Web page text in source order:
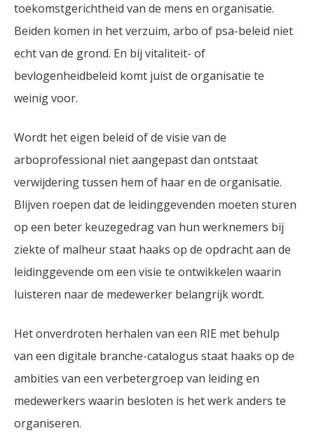
toekomstgerichtheid van de mens en organisatie.
Beiden komen in het verzuim, arbo of psa-beleid niet
echt van de grond. En bij vitaliteit- of
bevlogenheidbeleid komt juist de organisatie te
weinig voor.
Wordt het eigen beleid of de visie van de
arboprofessional niet aangepast dan ontstaat
verwijdering tussen hem of haar en de organisatie.
Blijven roepen dat de leidinggevenden moeten sturen
op een beter keuzegedrag van hun werknemers bij
ziekte of malheur staat haaks op de opdracht aan de
leidinggevende om een visie te ontwikkelen waarin
luisteren naar de medewerker belangrijk wordt.
Het onverdroten herhalen van een RIE met behulp
van een digitale branche-catalogus staat haaks op de
ambities van een verbetergroep van leiding en
medewerkers waarin besloten is het werk anders te
organiseren.